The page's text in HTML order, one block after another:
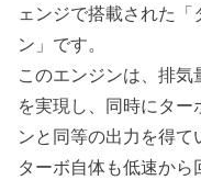
ェンジで搭載された
ン」です。
このエンジンは、排
を実現し、同時にタ
ンと同等の出力を得て
ターボ自体も低速から